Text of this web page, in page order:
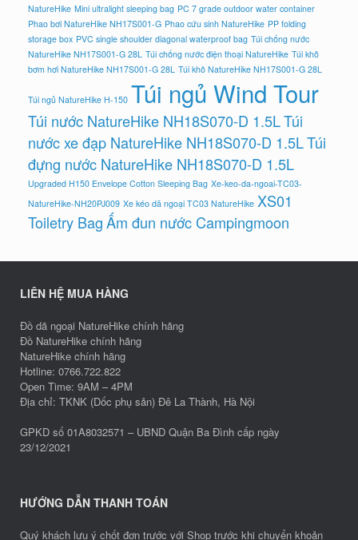
NatureHike Mini ultralight sleeping bag PC 7 grade outdoor water container
Phao bơi NatureHike NH17S001-G Phao cứu sinh NatureHike PP folding
storage box PVC single shoulder diagonal waterproof bag Túi chống nước
NatureHike NH17S001-G 28L Túi chống nước điện thoại NatureHike Túi khô
bơm hơi NatureHike NH17S001-G 28L Túi khô NatureHike NH17S001-G 28L
Túi ngủ NatureHike H-150 Túi ngủ Wind Tour
Túi nước NatureHike NH18S070-D 1.5LTúi
nước xe đạp NatureHike NH18S070-D 1.5LTúi
đựng nước NatureHike NH18S070-D 1.5L
Upgraded H150 Envelope Cotton Sleeping Bag Xe-keo-da-ngoai-TC03-
NatureHike-NH20PJ009 Xe kéo dã ngoại TC03 NatureHike XS01
Toiletry BagẤm đun nước Campingmoon
LIÊN HỆ MUA HÀNG
Đồ dã ngoại NatureHike chính hãng
Đồ NatureHike chính hãng
NatureHike chính hãng
Hotline: 0766.722.822
Open Time: 9AM – 4PM
Địa chỉ: TKNK (Dốc phụ sản) Đê La Thành, Hà Nội
GPKD số 01A8032571 – UBND Quận Ba Đình cấp ngày
23/12/2021
HƯỚNG DẪN THANH TOÁN
Quý khách lưu ý chốt đơn trước với Shop trước khi chuyển khoản